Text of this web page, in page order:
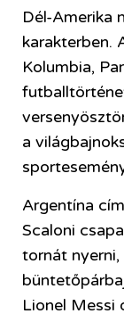
Dél-Amerika
karakterben.
Kolumbia,
a
Argentína
Scaloni
tornát nyerni,
Lionel Messi